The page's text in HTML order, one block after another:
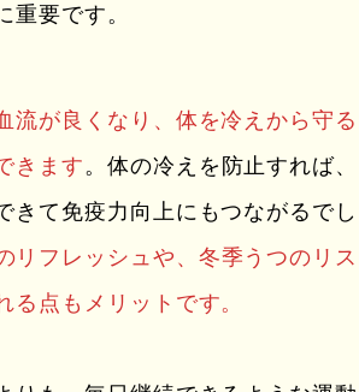
重要です。
流が良くなり、体を冷えから守る
きます 。体の冷えを防止すれば、
きて免疫力向上にもつながるでし
リフレッシュや、冬季うつのリス
る点もメリットです。